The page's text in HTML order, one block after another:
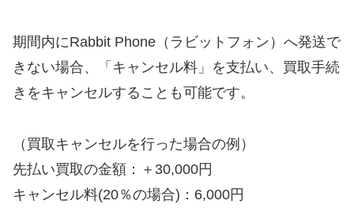
期間内にRabbit Phone（ラビットフォン）へ発送で
きない場合、「キャンセル料」を支払い、買取手続
きをキャンセルすることも可能です。
（買取キャンセルを行った場合の例）
先払い買取の金額：＋30,000円
キャンセル料(20％の場合)：6,000円